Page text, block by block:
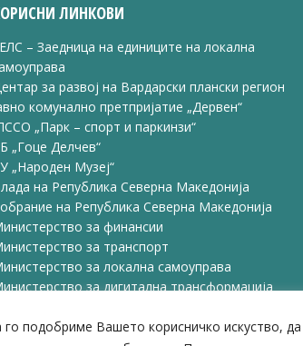
подобриме Вашето корисничко искуство,
ЛИНКОВИ
– Заедница на единиците на локална
за развој на Вардарски плански регион
комунално претпријатие „Дервен“
„Парк – спорт и паркинзи“
„Гоце Делчев“
„Народен Музеј“
на Република Северна Македонија
на Република Северна Македонија
за финансии
за транспорт
за локална самоуправа
за дигитална трансформација
за образование и наука